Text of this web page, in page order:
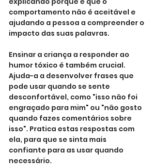
comportamento não é aceitável e
ajudando a pessoa a compreender o
impacto das suas palavras.
Ensinar a criança a responder ao
humor tóxico é também crucial.
Ajuda-a a desenvolver frases que
pode usar quando se sente
desconfortável, como "isso não foi
engraçado para mim" ou "não gosto
quando fazes comentários sobre
isso". Pratica estas respostas com
ela, para que se sinta mais
confiante para as usar quando
necessário.